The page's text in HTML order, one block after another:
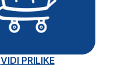
VIDI PRILIKE